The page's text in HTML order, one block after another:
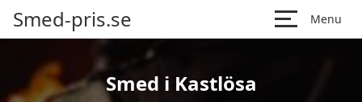
Smed-pris.se Menu
Smed i Kastlösa